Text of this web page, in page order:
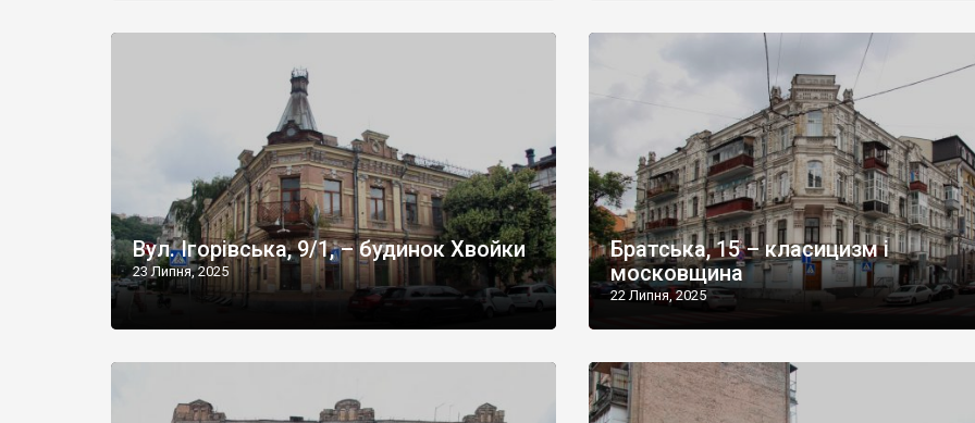
Вул. Ігорівська, 9/1, – будинок Хвойки
23 Липня, 2025
Братська, 15 – класицизм і
московщина
22 Липня, 2025